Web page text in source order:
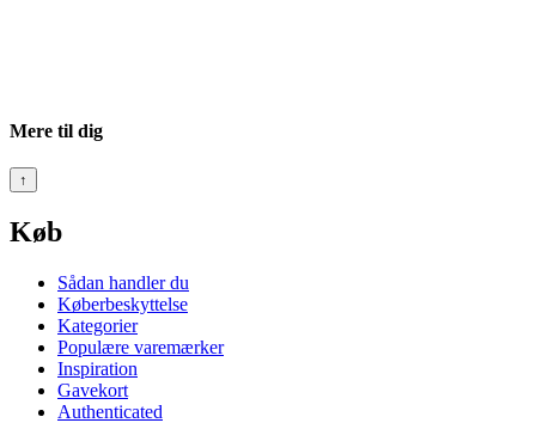
Mere til dig
↑
Køb
Sådan handler du
Køberbeskyttelse
Kategorier
Populære varemærker
Inspiration
Gavekort
Authenticated